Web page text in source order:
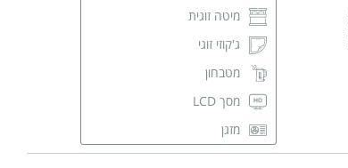
מיטה זוגית
ג'קוזי זוגי
מטבחון
מסך LCD
מזגן
מגבות רחצה